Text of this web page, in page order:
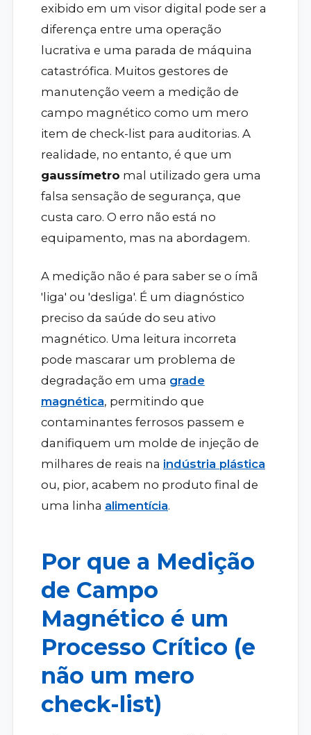
exibido em um visor digital pode ser a
diferença entre uma operação
lucrativa e uma parada de máquina
catastrófica. Muitos gestores de
manutenção veem a medição de
campo magnético como um mero
item de check-list para auditorias. A
realidade, no entanto, é que um
gaussímetro mal utilizado gera uma
falsa sensação de segurança, que
custa caro. O erro não está no
equipamento, mas na abordagem.
A medição não é para saber se o ímã
'liga' ou 'desliga'. É um diagnóstico
preciso da saúde do seu ativo
magnético. Uma leitura incorreta
pode mascarar um problema de
degradação em uma grade
magnética, permitindo que
contaminantes ferrosos passem e
danifiquem um molde de injeção de
milhares de reais na indústria plástica
ou, pior, acabem no produto final de
uma linha alimentícia.
Por que a Medição
de Campo
Magnético é um
Processo Crítico (e
não um mero
check-list)